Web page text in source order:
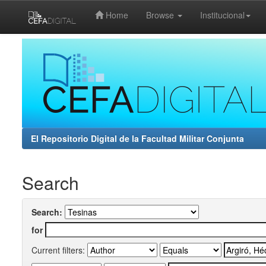
Home Browse Institucional
El Repositorio Digital de la Facultad Militar Conjunta
Search
Search:
for
Current filters: